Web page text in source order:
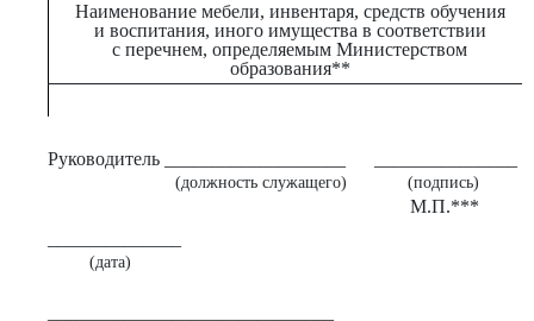
Наименование мебели, инвентаря, средств обучения
и воспитания, иного имущества в соответствии
с перечнем, определяемым Министерством
образования**
Руководитель ___________________
(должность служащего) (подпись)
М.П.***
(дата)